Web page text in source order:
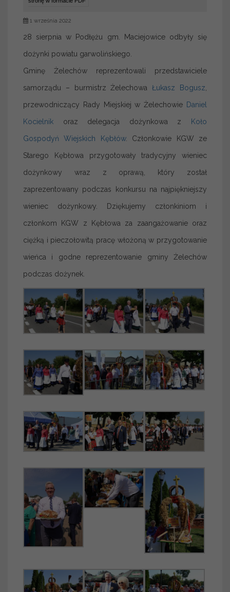
1 września 2022
28 sierpnia w Podłężu gm. Maciejowice odbyły się
dożynki powiatu garwolińskiego.
Gminę Żelechów reprezentowali przedstawiciele
samorządu – burmistrz ŻelechowaŁukasz Bogusz
przewodniczący Rady Miejskiej w Żelechowie Daniel
Kocielnik oraz delegacja dożynkowa z Koło
Gospodyń Wiejskich Kębłów. Członkowie KGW ze
Starego Kębłowa przygotowały tradycyjny wieniec
dożynkowy wraz z oprawą, który został
zaprezentowany podczas konkursu na najpiękniejszy
wieniec dożynkowy. Dziękujemy członkiniom i
członkom KGW z Kębłowa za zaangażowanie oraz
ciężką i pieczołowitą pracę włożoną w przygotowanie
wieńca i godne reprezentowanie gminy Żelechów
podczas dożynek.